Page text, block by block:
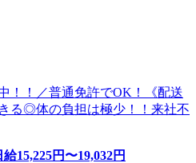
！！／普通免許でOK！《配送
る◎体の負担は極少！！来社不
給15,225円〜19,032円